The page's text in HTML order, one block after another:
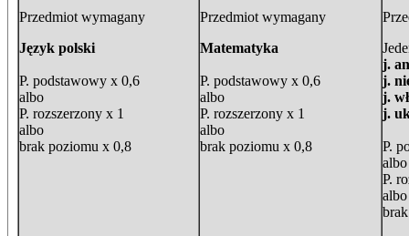
Przedmiot wymagany
Język polski
P. podstawowy x 0,6
albo
P. rozszerzony x 1
albo
brak poziomu x 0,8
Przedmiot wymagany
Matematyka
P. podstawowy x 0,6
albo
P. rozszerzony x 1
albo
brak poziomu x 0,8
j.
j.
j.
j.
P.
albo
P.
albo